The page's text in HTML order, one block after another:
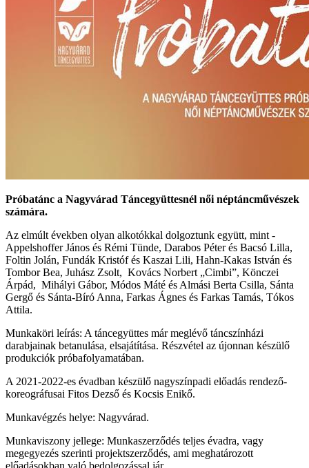
Próbatánc a Nagyvárad Táncegyüttesnél női néptáncművészek
számára.
Az elmúlt években olyan alkotókkal dolgoztunk együtt, mint -
Appelshoffer János és Rémi Tünde, Darabos Péter és Bacsó Lilla,
Foltin Jolán, Fundák Kristóf és Kaszai Lili, Hahn-Kakas István és
Tombor Bea, Juhász Zsolt, Kovács Norbert „Cimbi”, Könczei
Árpád, Mihályi Gábor, Módos Máté és Almási Berta Csilla, Sánta
Gergő és Sánta-Bíró Anna, Farkas Ágnes és Farkas Tamás, Tókos
Attila.
Munkaköri leírás: A táncegyüttes már meglévő táncszínházi
darabjainak betanulása, elsajátítása. Részvétel az újonnan készülő
produkciók próbafolyamatában.
A 2021-2022-es évadban készülő nagyszínpadi előadás rendező-
koreográfusai Fitos Dezső és Kocsis Enikő.
Munkavégzés helye: Nagyvárad.
Munkaviszony jellege: Munkaszerződés teljes évadra, vagy
megegyezés szerinti projektszerződés, ami meghatározott
előadásokban való bedolgozással jár.